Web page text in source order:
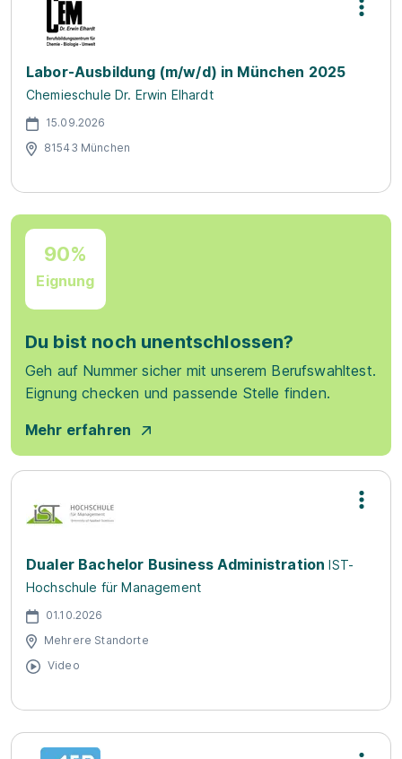
Labor-Ausbildung (m/w/d) in München 2025
Chemieschule Dr. Erwin Elhardt
15.09.2026
81543 München
90%
Eignung
Du bist noch unentschlossen?
Geh auf Nummer sicher mit unserem Berufswahltest.
Eignung checken und passende Stelle finden.
Mehr erfahren
Dualer Bachelor Business Administration IST-
Hochschule für Management
01.10.2026
Mehrere Standorte
Video